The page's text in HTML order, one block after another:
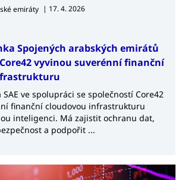
emiráty | 17. 4. 2026
Spojených arabských emirátů
vyvinou suverénní finanční
ve spolupráci se společností Core42
finanční cloudovou infrastrukturu
inteligenci. Má zajistit ochranu dat,
a podpořit ...